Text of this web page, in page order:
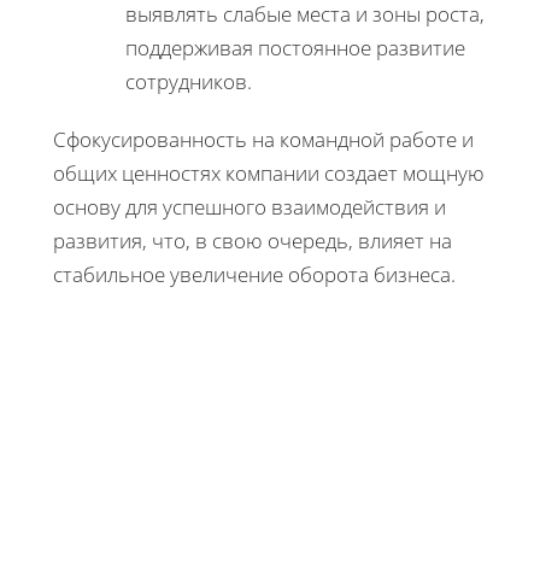
выявлять слабые места и зоны роста,
поддерживая постоянное развитие
сотрудников.
Сфокусированность на командной работе и
общих ценностях компании создает мощную
основу для успешного взаимодействия и
развития, что, в свою очередь, влияет на
стабильное увеличение оборота бизнеса.